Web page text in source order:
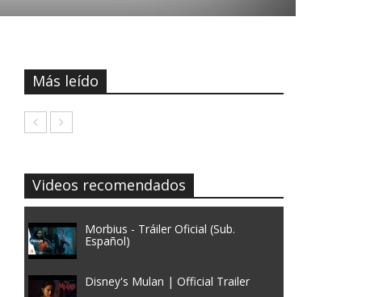
Más leído
Videos recomendados
Morbius - Tráiler Oficial (Sub.
Español)
Disney's Mulan | Official Trailer